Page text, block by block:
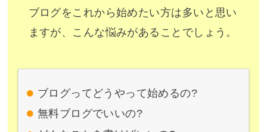
ブログをこれから始めたい方は多いと思い
ますが、こんな悩みがあることでしょう。
ブログってどうやって始めるの?
無料ブログでいいの?